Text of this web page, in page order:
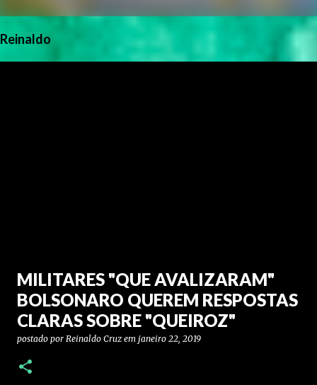
Reinaldo
MILITARES "QUE AVALIZARAM"
BOLSONARO QUEREM RESPOSTAS
CLARAS SOBRE "QUEIROZ"
postado por Reinaldo Cruz em janeiro 22, 2019